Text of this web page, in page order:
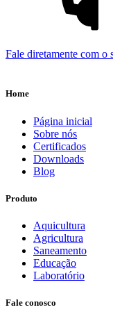
Fale diretamente com o
Home
Página inicial
Sobre nós
Certificados
Downloads
Blog
Produto
Aquicultura
Agricultura
Saneamento
Educação
Laboratório
Fale conosco